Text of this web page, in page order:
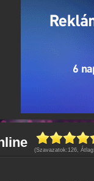
(Szavazatok:126, Átlag: